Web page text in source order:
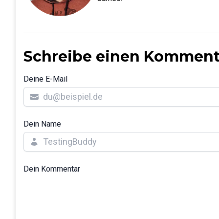
Schreibe einen
Deine E-Mail
Dein Name
Dein Kommentar